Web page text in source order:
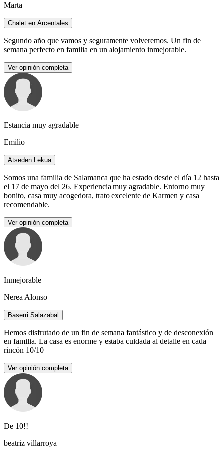
Marta
Chalet en Arcentales
Segundo año que vamos y seguramente volveremos. Un fin de
semana perfecto en familia en un alojamiento inmejorable.
Ver opinión completa
Estancia muy agradable
Emilio
Atseden Lekua
Somos una familia de Salamanca que ha estado desde el día 12 hasta
el 17 de mayo del 26. Experiencia muy agradable. Entorno muy
bonito, casa muy acogedora, trato excelente de Karmen y casa
recomendable.
Ver opinión completa
Inmejorable
Nerea Alonso
Baserri Salazabal
Hemos disfrutado de un fin de semana fantástico y de desconexión
en familia. La casa es enorme y estaba cuidada al detalle en cada
rincón 10/10
Ver opinión completa
De 10!!
beatriz villarroya